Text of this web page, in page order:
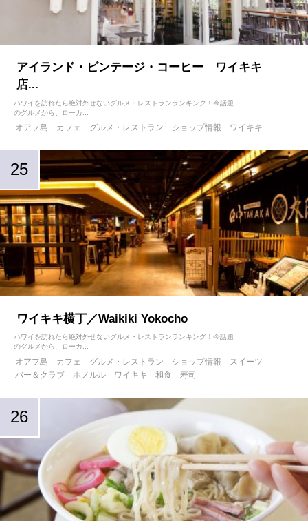
アイランド・ビンテージ・コーヒー ワイキキ
店...
ハワイを訪れたら絶対外せないグルメ・レストランランキング！今話題
のグルメから、ローカ...
オアフ島 カフェ グルメ・レストラン ショップ情報 ワイキキ
ワイキキ横丁／Waikiki Yokocho
ハワイを訪れたら絶対外せないグルメ・レストランランキング！今話題
のグルメから、ローカ...
オアフ島 カフェ グルメ・レストラン ショップ情報
スイーツ
バー＆クラブ
ホノルル ワイキキ 和食 寿司